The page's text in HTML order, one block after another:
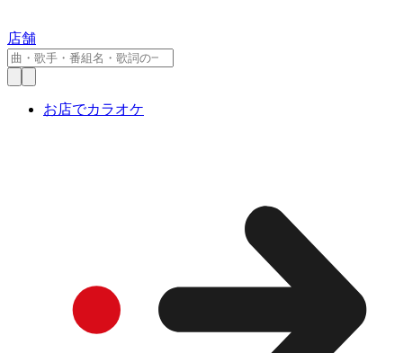
店舗
お店でカラオケ